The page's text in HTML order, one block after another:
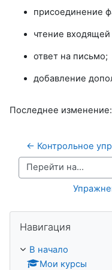
присоединение
чтение входящей
ответ на письмо;
добавление
Последнее изменение:
← Контрольное
Перейти на...
Навигация
В начало
Мои курсы